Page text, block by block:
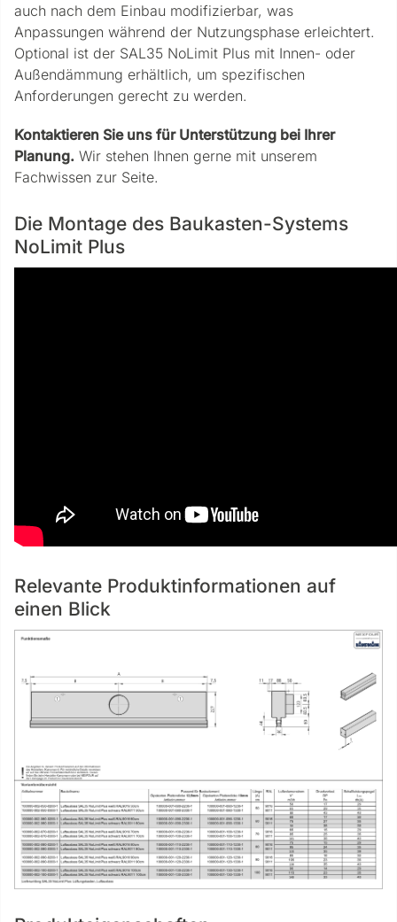
auch nach dem Einbau modifizierbar, was
Anpassungen während der Nutzungsphase erleichtert.
Optional ist der SAL35 NoLimit Plus mit Innen- oder
Außendämmung erhältlich, um spezifischen
Anforderungen gerecht zu werden.
Kontaktieren Sie uns für Unterstützung bei Ihrer
Planung. Wir stehen Ihnen gerne mit unserem
Fachwissen zur Seite.
Die Montage des Baukasten-Systems
NoLimit Plus
Relevante Produktinformationen auf
einen Blick